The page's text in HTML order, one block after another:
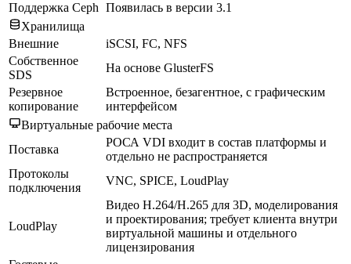
Поддержка Ceph Появилась в версии 3.1
Хранилища
Внешние
iSCSI, FC, NFS
Собственное
SDS
На основе GlusterFS
Резервное
копирование
Встроенное, безагентное, с графическим
интерфейсом
Виртуальные рабочие места
Поставка
РОСА VDI входит в состав платформы и
отдельно не распространяется
Протоколы
подключения
VNC, SPICE, LoudPlay
LoudPlay
Видео H.264/H.265 для 3D, моделирования
и проектирования; требует клиента внутри
виртуальной машины и отдельного
лицензирования